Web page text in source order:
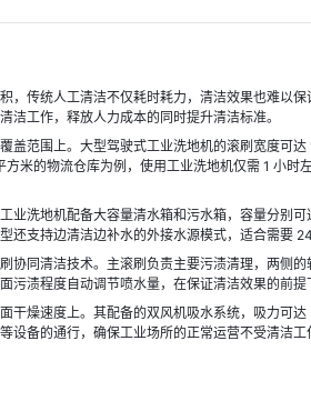
，传统人工清洁不仅耗时耗力，清洁效果也难以保
洁工作，释放人力成本的同时提升清洁标准。
盖范围上。大型驾驶式工业洗地机的滚刷宽度
米的物流仓库为例，使用工业洗地机仅需 1 小时
业洗地机配备大容量清水箱和污水箱，容量分
还支持边清洁边补水的外接水源模式，适合需要
协同清洁技术。主滚刷负责主要污渍清理，两侧
污渍程度自动调节喷水量，在保证清洁效果的前
干燥速度上。其配备的双风机吸水系统，吸力
设备的通行，确保工业场所的正常运营不受清洁工